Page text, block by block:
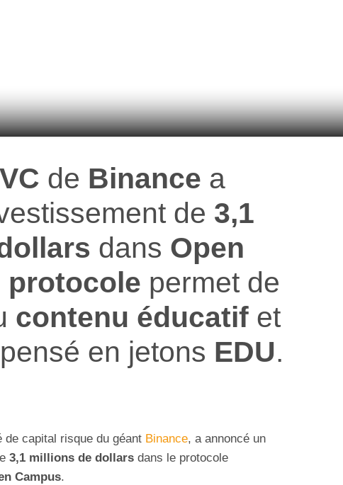
de Binance a
de 3,1
dans Open
protocole permet de
contenu éducatif et
en jetons EDU.
de capital risque du géant Binance, a annoncé un
3,1 millions de dollars dans le protocole
Campus.